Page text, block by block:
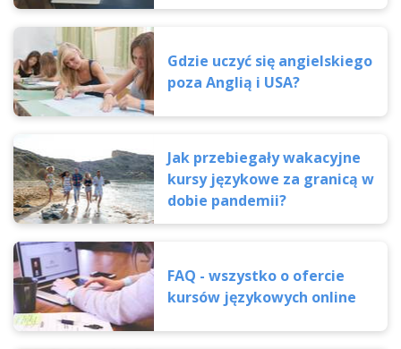
Gdzie uczyć się angielskiego
poza Anglią i USA?
Jak przebiegały wakacyjne
kursy językowe za granicą w
dobie pandemii?
FAQ - wszystko o ofercie
kursów językowych online